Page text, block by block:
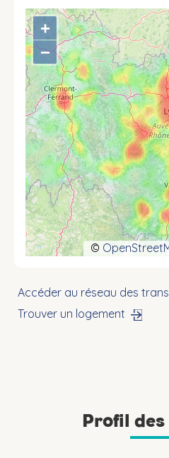
+
−
©
Accéder au réseau des
Trouver un logement
Profil